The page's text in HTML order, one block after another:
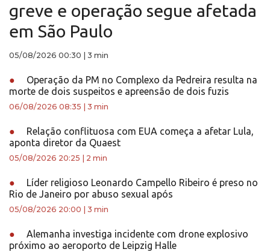
greve e operação segue afetada
em São Paulo
05/08/2026 00:30 3 min
●
Operação da PM no Complexo da Pedreira resulta na
morte de dois suspeitos e apreensão de dois fuzis
06/08/2026 08:35 3 min
●
Relação conflituosa com EUA começa a afetar Lula,
aponta diretor da Quaest
05/08/2026 20:25 2 min
●
Líder religioso Leonardo Campello Ribeiro é preso no
Rio de Janeiro por abuso sexual após
05/08/2026 20:00 3 min
●
Alemanha investiga incidente com drone explosivo
próximo ao aeroporto de Leipzig Halle